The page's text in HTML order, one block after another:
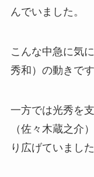
んでいました。
こんな中急に気
秀和）の動きです
一方では光秀を
（佐々木蔵之介
り広げていました